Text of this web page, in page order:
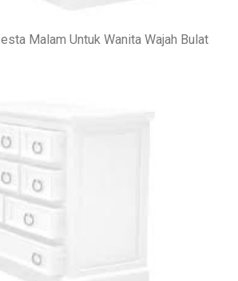
Malam Untuk Wanita Wajah Bulat